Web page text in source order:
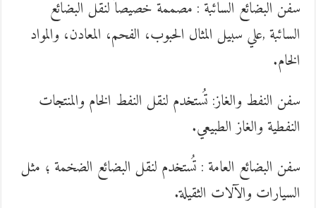
سفن البضائع السائبة : مصممة خصيصاً لنقل البضائع
السائبة ,علي سبيل المثال الحبوب، الفحم، المعادن، والمواد
الخام.
سفن النفط والغاز: تُستخدم لنقل النفط الخام والمنتجات
النفطية والغاز الطبيعي.
سفن البضائع العامة : تُستخدم لنقل البضائع الضخمة ؛ مثل
السيارات والآلات الثقيلة.